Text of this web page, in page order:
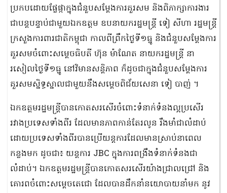
ប្រកបដោយផ្លែផ្កាក្នុងជំនួបសម្ដែងការគួរសម និងពិភាក្សាការងារ
ជាបន្តបន្ទាប់ជាមួយឯកឧត្តម ឧបនាយករដ្ឋមន្ត្រី ទៀ សីហា រដ្ឋមន្ត្រី
ក្រសួងការពារជាតិកម្ពុជា កាលពីព្រឹកថ្ងៃទី១ធ្នូ និងជំនួបសម្ដែងការ
គួរសមចំពោះសម្ដេចធិបតី ហ៊ុន ម៉ាណែត នាយករដ្ឋមន្ត្រី នា
រសៀលថ្ងៃទី១ធ្នូ នៅវិមានសន្តិភាព ក៏ដូចជាក្នុងជំនួបសម្ដែងការ
គួរសមស្និទ្ធស្នាលជាមួយនឹងសម្ដេចពិជ័យសេនា ទៀ បាញ់ ។
ឯកឧត្តមរដ្ឋមន្ត្រីបានកោតសរសើរចំពោះទំនាក់ទំនងល្អប្រសើរ
រវាងប្រទេសទាំងពីរ ដែលមានភាពកាន់តែរលូន រឹងមាំជាលំដាប់
ដោយប្រទេសទាំងពីរបានប្រើយន្តការដែលមានស្រាប់នាពេល
កន្លងមក ដូចជា៖ យន្តការ JBC ក្នុងការពង្រឹងទំនាក់ទំនងជា
លំដាប់។ ឯកឧត្តមរដ្ឋមន្ត្រីបានកោតសរសើរយ៉ាងជ្រាលជ្រៅ និង
គោរពចំពោះសម្ដេចតេជោ ដែលបានដឹកនាំនយោបាយនាំមក នូវ